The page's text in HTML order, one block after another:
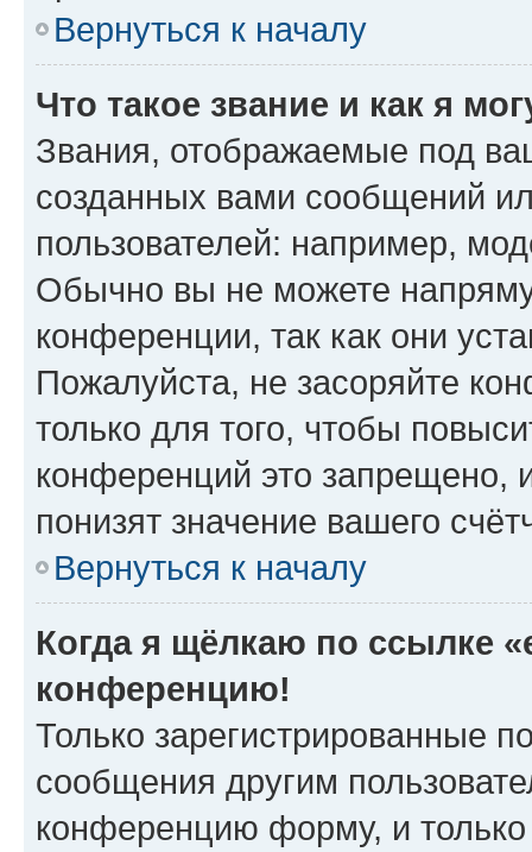
Вернуться к началу
Что такое звание и как я
Звания, отображаемые под
созданных вами сообщений
пользователей: например,
Обычно вы не можете
конференции, так как они
Пожалуйста, не засоряйте
только для того, чтобы
конференций это запрещено,
понизят значение вашего
Вернуться к началу
Когда я щёлкаю по ссылке
конференцию!
Только зарегистрированные
сообщения другим
конференцию форму, и